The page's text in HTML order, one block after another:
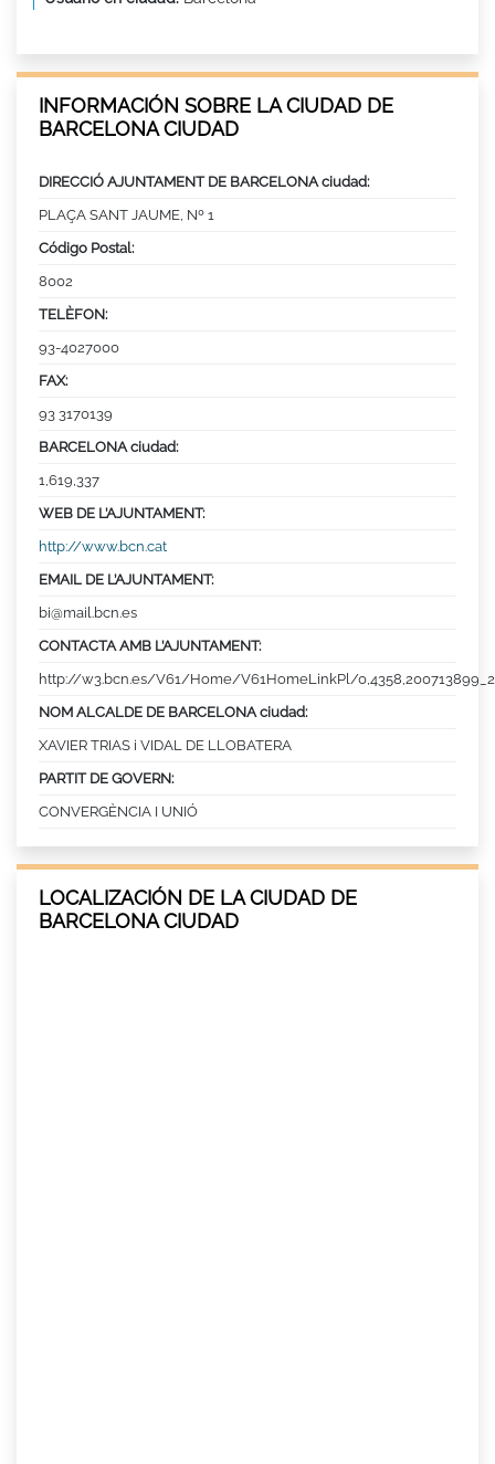
INFORMACIÓN SOBRE LA CIUDAD DE
BARCELONA CIUDAD
DIRECCIÓ AJUNTAMENT DE BARCELONA ciudad:
PLAÇA SANT JAUME, Nº 1
Código Postal:
8002
TELÈFON:
93-4027000
FAX:
93 3170139
BARCELONA ciudad:
1,619,337
WEB DE L’AJUNTAMENT:
http://www.bcn.cat
EMAIL DE L’AJUNTAMENT:
bi@mail.bcn.es
CONTACTA AMB L’AJUNTAMENT:
http://w3.bcn.es/V61/Home/V61HomeLinkPl/
NOM ALCALDE DE BARCELONA ciudad:
XAVIER TRIAS i VIDAL DE LLOBATERA
PARTIT DE GOVERN:
CONVERGÈNCIA I UNIÓ
LOCALIZACIÓN DE LA CIUDAD DE
BARCELONA CIUDAD